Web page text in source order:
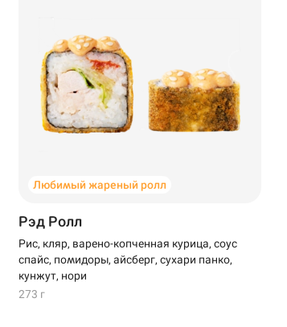
Любимый жареный ролл
Рэд Ролл
Рис, кляр, варено-копченная курица, соус
спайс, помидоры, айсберг, сухари панко,
кунжут, нори
273 г